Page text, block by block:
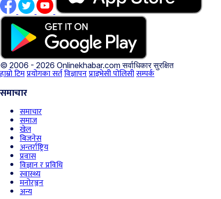
© 2006 - 2026 Onlinekhabar.comसर्वाधिकार सुरक्षित
हाम्रो टिमप्रयोगका सर्तविज्ञापनप्राइभेसी पोलिसीसम्पर्क
समाचार
समाचार
समाज
खेल
बिजनेस
अन्तर्राष्ट्रिय
प्रवास
विज्ञान र प्रविधि
स्वास्थ्य
मनोरञ्जन
अन्य